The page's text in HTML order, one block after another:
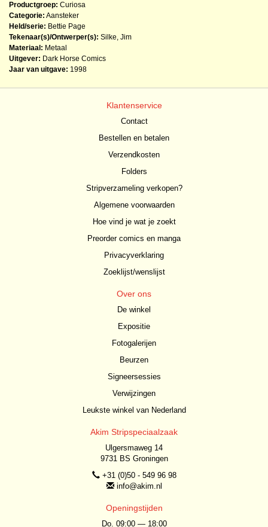
Productgroep: Curiosa
Categorie: Aansteker
Held/serie: Bettie Page
Tekenaar(s)/Ontwerper(s): Silke, Jim
Materiaal: Metaal
Uitgever: Dark Horse Comics
Jaar van uitgave: 1998
Klantenservice
Contact
Bestellen en betalen
Verzendkosten
Folders
Stripverzameling verkopen?
Algemene voorwaarden
Hoe vind je wat je zoekt
Preorder comics en manga
Privacyverklaring
Zoeklijst/wenslijst
Over ons
De winkel
Expositie
Fotogalerijen
Beurzen
Signeersessies
Verwijzingen
Leukste winkel van Nederland
Akim Stripspeciaalzaak
Ulgersmaweg 14
9731 BS Groningen
+31 (0)50 - 549 96 98
info@akim.nl
Openingstijden
Do. 09:00 — 18:00